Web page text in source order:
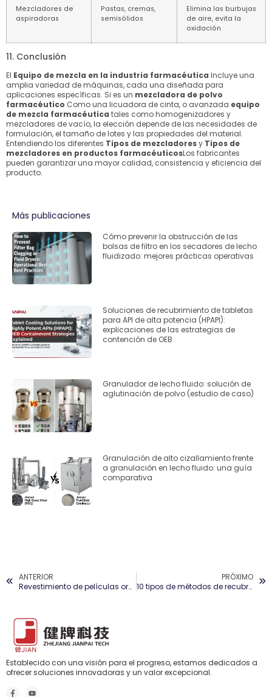
Mezcladores de
aspiradoras
Pastas, cremas,
semisólidos
Elimina las burbujas
de aire, evita la
oxidación
11. Conclusión
El Equipo de mezcla en la industria farmacéutica Incluye una
amplia variedad de máquinas, cada una diseñada para
aplicaciones específicas. Si es un mezcladora de polvo
farmacéutico Como una licuadora de cinta, o avanzada equipo
de mezcla farmacéutica tales como homogenizadores y
mezcladores de vacío, la elección depende de las necesidades de
formulación, el tamaño de lotes y las propiedades del material.
Entendiendo los diferentes Tipos de mezcladoresy Tipos de
mezcladores en productos farmacéuticosLos fabricantes
pueden garantizar una mayor calidad, consistencia y eficiencia del
producto.
Más publicaciones
Cómo prevenir la obstrucción de las
bolsas de filtro en los secadores de lecho
fluidizado: mejores prácticas operativas
Soluciones de recubrimiento de tabletas
para API de alta potencia (HPAPI):
explicaciones de las estrategias de
contención de OEB
Granulador de lecho fluido: solución de
aglutinación de polvo (estudio de caso)
Granulación de alto cizallamiento frente
a granulación en lecho fluido: una guía
comparativa
ANTERIOR
Revestimiento de películas orgánicas vs recubrimiento de películas acuosas
PRÓXIMO
10 tipos de métodos de recubrimiento de tabletas en la industria farmacéutica
Establecido con una visión para el progreso, estamos dedicados a
ofrecer soluciones innovadoras y un valor excepcional.